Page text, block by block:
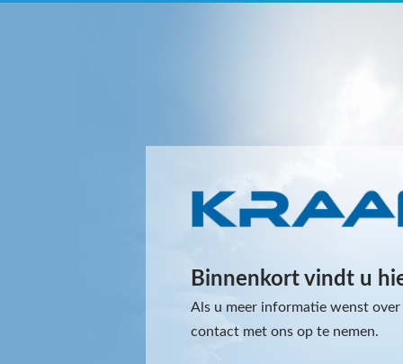
Binnenkort vindt u
Als u meer informatie wenst
contact met ons op te nemen.